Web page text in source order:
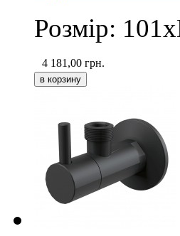
Розмір:
4 181,00 грн.